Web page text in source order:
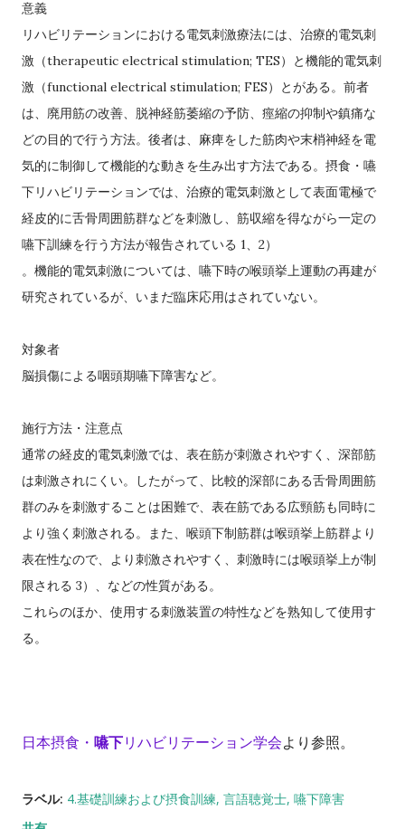
意義
リハビリテーションにおける電気刺激療法には、治療的電気刺
激（therapeutic electrical stimulation; TES）と機能的電気刺
激（functional electrical stimulation; FES）とがある。前者
は、廃用筋の改善、脱神経筋萎縮の予防、痙縮の抑制や鎮痛な
どの目的で行う方法。後者は、麻痺をした筋肉や末梢神経を電
気的に制御して機能的な動きを生み出す方法である。摂食・嚥
下リハビリテーションでは、治療的電気刺激として表面電極で
経皮的に舌骨周囲筋群などを刺 激し、筋収縮を得ながら一定の
嚥下訓練を行う方法が報告されている 1、 2）
。機能的電気刺激については、嚥下時の喉頭挙上運動の再建が
研究されているが、いまだ臨床応用はされていない。
対象者
脳損傷による咽頭期嚥下障害など。
施行方法・注意点
通常の経皮的電気刺激では、表在筋が刺激されやすく、深部筋
は刺激されにくい。したがって、比較的深部にある舌骨周囲筋
群のみを刺激することは困難で、表在筋である広頸筋も同時に
より強く刺激される。また、喉頭下制筋群は喉頭挙上筋群より
表在性なので、より刺激されやすく、刺激時には喉頭挙上が制
限される 3 ） 、などの性質がある。
これらのほか、使用する刺激装置の特性などを熟知して使用す
る。
日本摂食・ 嚥下リハビリテーション学会より参照。
ラベル: 4.基礎訓練および摂食訓練 言語聴覚士 嚥下障害